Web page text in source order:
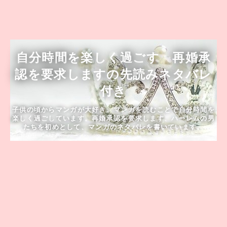
自分時間を楽しく過ごす 再婚承
認を要求しますの先読みネタバレ
付き
子供の頃からマンガが大好き。マンガを読むことで自分時間を
楽しく過ごしています。再婚承認を要求します、ハーレムの男
たちを初めとして、マンガのネタバレを書いています。